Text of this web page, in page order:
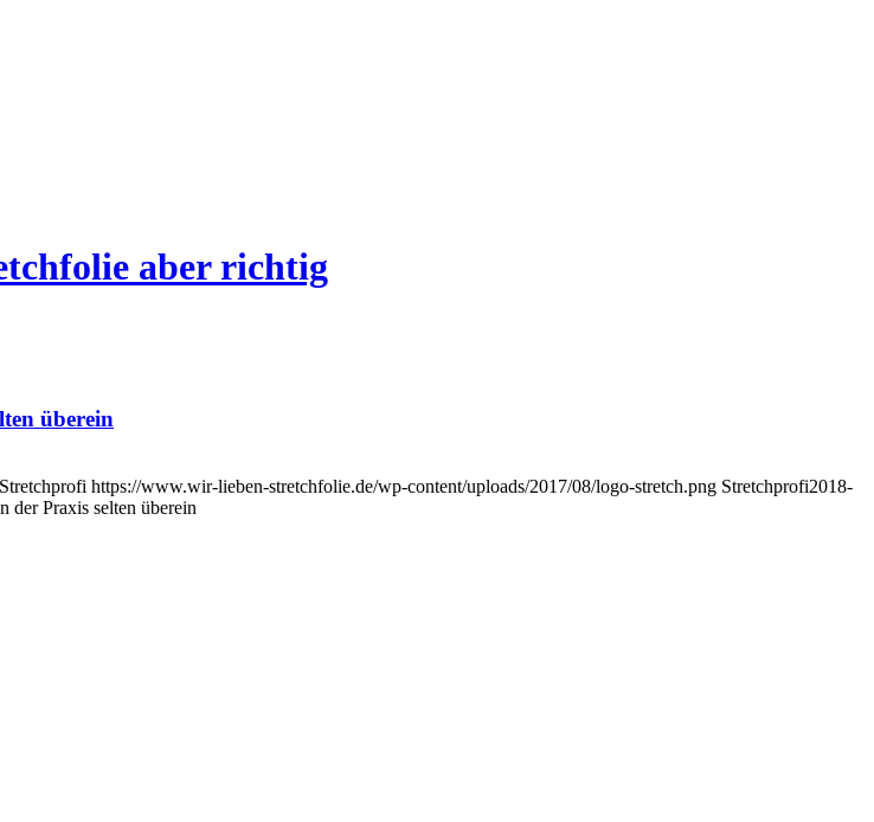
aber richtig
überein
Stretchprofi https://www.wir-lieben-stretchfolie.de/wp-content/uploads/2017/08/logo-stretch.png Stretchprofi2018-
der Praxis selten überein